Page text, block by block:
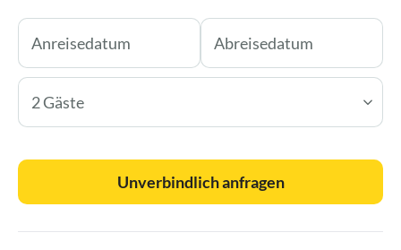
2 Gäste
Unverbindlich anfragen